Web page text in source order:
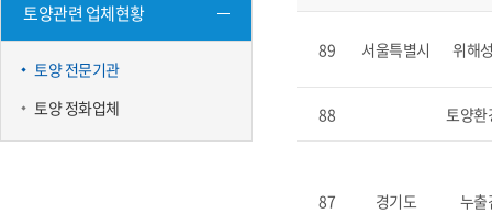
토양관련 업체현황
토양 전문기관
토양 정화업체
89 서울특별시 위해
88 토양환
87 경기도 누출